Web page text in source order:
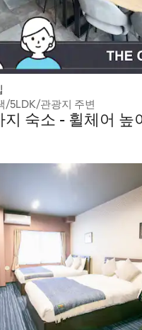
/5LDK/관광지 주변
지 숙소 - 휠체어 높